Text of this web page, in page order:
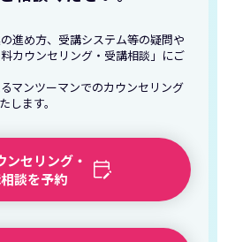
進め方、受講システム等の疑問や
カウンセリング・受講相談」にご
マンツーマンでのカウンセリング
します。
ンセリング・
談を予約